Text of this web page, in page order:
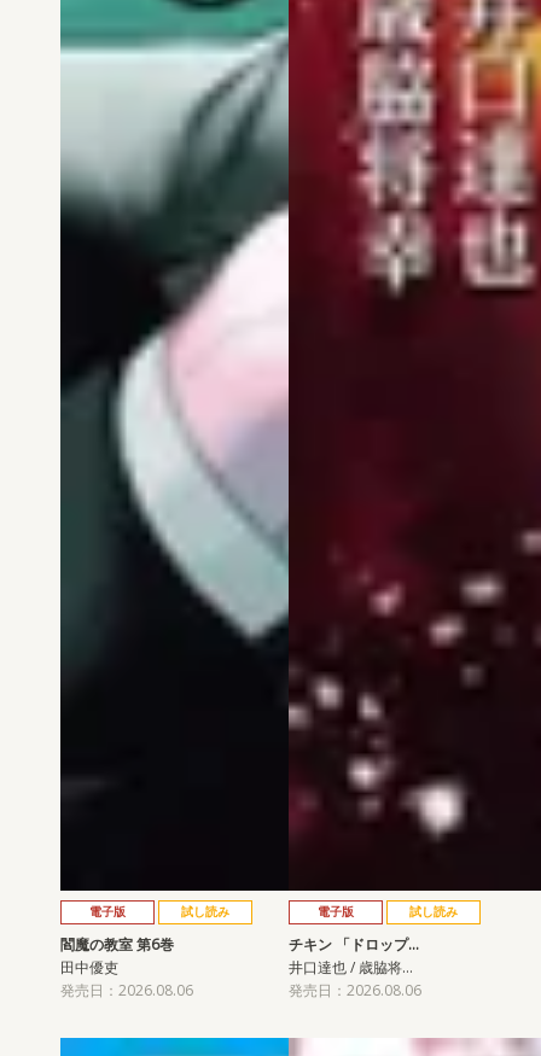
電子版 試し読み
閻魔の教室 第6巻
田中優吏
発売日：2026.08.06
電子版 試し読み
チキン 「ドロップ…
井口達也 / 歳脇将…
発売日：2026.08.06